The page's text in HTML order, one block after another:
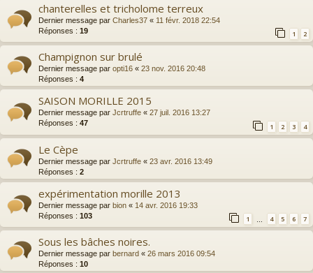
chanterelles et tricholome terreux
Dernier message par Charles37 « 11 févr. 2018 22:54
Réponses : 19 1 2
Champignon sur brulé
Dernier message par opti16 « 23 nov. 2016 20:48
Réponses : 4
SAISON MORILLE 2015
Dernier message par Jcrtruffe « 27 juil. 2016 13:27
Réponses : 47 1 2 3 4
Le Cèpe
Dernier message par Jcrtruffe « 23 avr. 2016 13:49
Réponses : 2
expérimentation morille 2013
Dernier message par bion « 14 avr. 2016 19:33
Réponses : 103 1 … 4 5 6 7
Sous les bâches noires.
Dernier message par bernard « 26 mars 2016 09:54
Réponses : 10